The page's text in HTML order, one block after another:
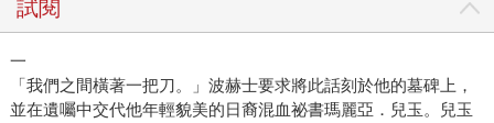
試閱
一
「我們之間橫著一把刀。」波赫士要求將此話刻於他的墓碑上，
並在遺囑中交代他年輕貌美的日裔混血祕書瑪麗亞．兒玉。兒玉